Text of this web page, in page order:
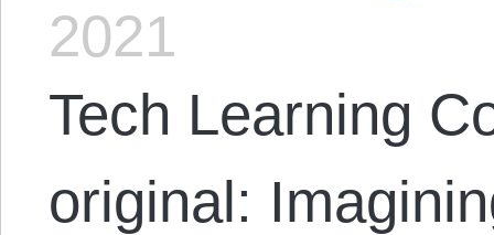
2021
Tech Learning
original: